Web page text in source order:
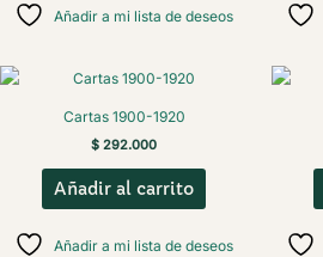
Añadir a mi lista de deseos
Cartas 1900-1920
$ 292.000
Añadir al carrito
Añadir a mi lista de deseos